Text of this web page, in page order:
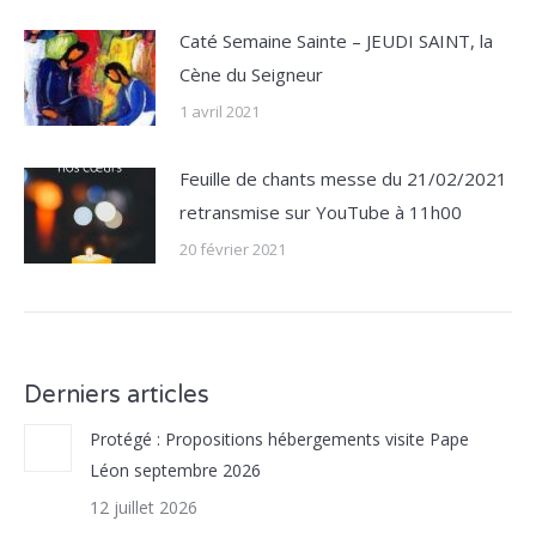
Caté Semaine Sainte – JEUDI SAINT, la
Cène du Seigneur
1 avril 2021
Feuille de chants messe du 21/02/2021
retransmise sur YouTube à 11h00
20 février 2021
Derniers articles
Protégé : Propositions hébergements visite Pape
Léon septembre 2026
12 juillet 2026